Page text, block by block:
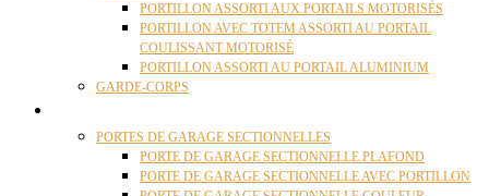
PORTILLON ASSORTI AUX PORTAILS MOTORISÉS
PORTILLON AVEC TOTEM ASSORTI AU PORTAIL
COULISSANT MOTORISÉ
PORTILLON ASSORTI AU PORTAIL ALUMINIUM
GARDE-CORPS
PORTES DE GARAGE SECTIONNELLES
PORTE DE GARAGE SECTIONNELLE PLAFOND
PORTE DE GARAGE SECTIONNELLE AVEC PORTILLON